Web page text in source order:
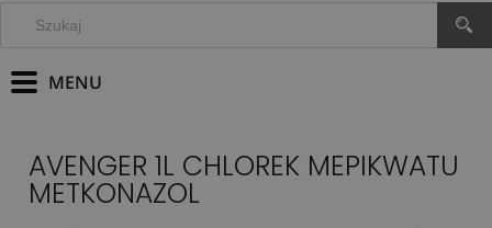
AVENGER 1L CHLOREK MEPIKWATU
METKONAZOL